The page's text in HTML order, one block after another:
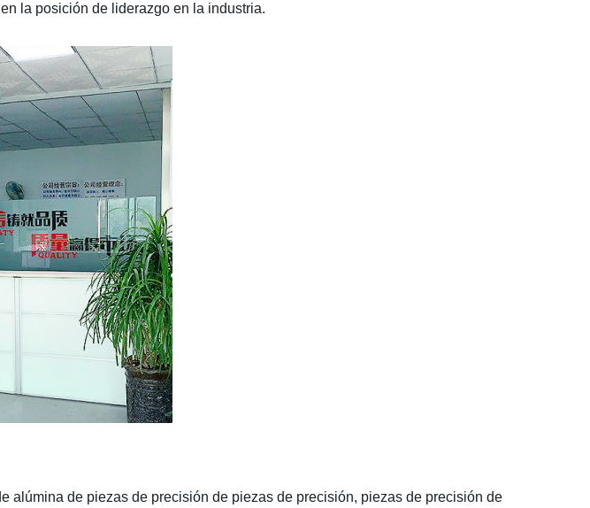
la posición de liderazgo en la industria.
de piezas de precisión de piezas de precisión, piezas de precisión de